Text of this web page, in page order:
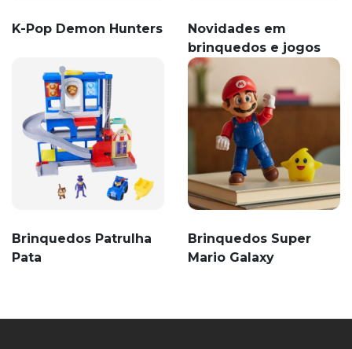
K-Pop Demon Hunters
Novidades em
brinquedos e jogos
Brinquedos Patrulha
Pata
Brinquedos Super
Mario Galaxy